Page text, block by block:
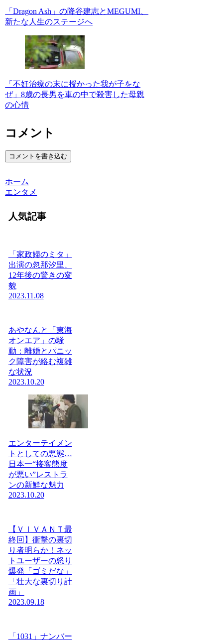
「Dragon Ash」の降谷建志とMEGUMI、
新たな人生のステージへ
「不妊治療の末に授かった我が子をな
ぜ」8歳の長男を車の中で殺害した母親
の心情
コメント
コメントを書き込む
ホーム
エンタメ
人気記事
「家政婦のミタ」
出演の忽那汐里、
12年後の驚きの変
貌
2023.11.08
あやなんと「東海
オンエア」の騒
動：離婚とパニッ
ク障害が絡む複雑
な状況
2023.10.20
エンターテイメン
トとしての悪態…
日本一“接客態度
が悪い”レストラ
ンの新鮮な魅力
2023.10.20
【ＶＩＶＡＮＴ最
終回】衝撃の裏切
り者明らか！ネッ
トユーザーの怒り
爆発「ゴミだな」
「壮大な裏切り計
画」
2023.09.18
「1031」ナンバー